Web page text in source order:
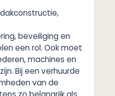
beveiliging en
een rol. Ook moet
machines en
Bij een verhuurde
van de